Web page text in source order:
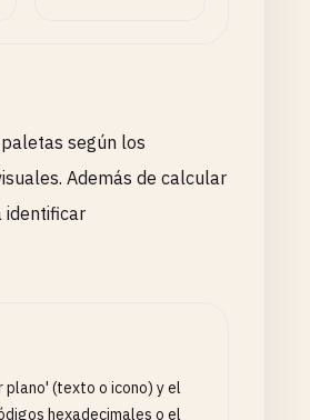
según los
Además de calcular
identificar
(texto o icono) y el
hexadecimales o el